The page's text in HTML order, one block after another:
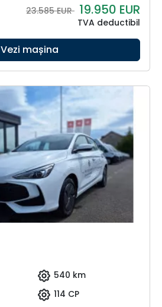
23.585 EUR 19.950 EUR
TVA deductibil
Vezi mașina
540 km
114 CP